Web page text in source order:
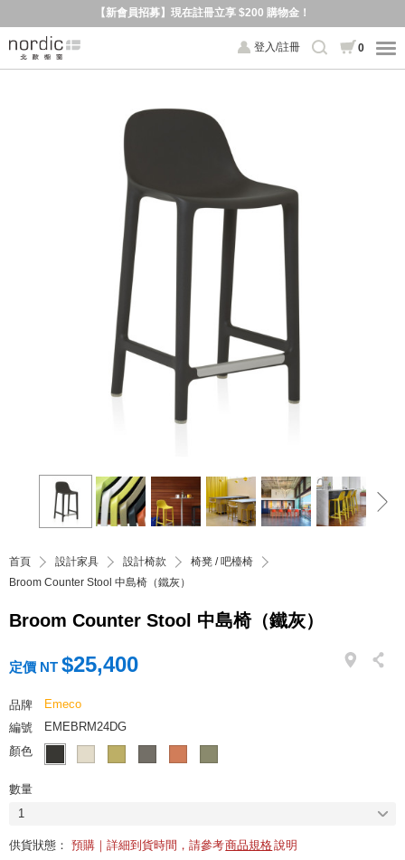
【新會員招募】現在註冊立享 $200 購物金！
登入/註冊 0
首頁 設計家具 設計椅款
椅凳 / 吧檯椅
Broom Counter Stool 中島椅（鐵灰）
Broom Counter Stool 中島椅（鐵灰）
定價 NT $25,400
品牌
Emeco
編號
EMEBRM24DG
顏色
數量
1
供貨狀態： 預購｜詳細到貨時間，請參考商品規格說明